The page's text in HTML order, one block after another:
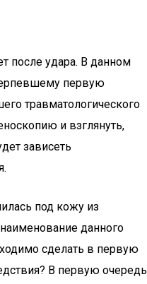
после удара. В данном
первую
травматологического
и взглянуть,
зависеть
под кожу из
данного
сделать в первую
В первую очередь